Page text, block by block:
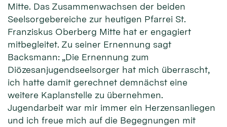
Mitte. Das Zusammenwachsen der beiden
Seelsorgebereiche zur heutigen Pfarrei St.
Franziskus Oberberg Mitte hat er engagiert
mitbegleitet. Zu seiner Ernennung sagt
Backsmann: „Die Ernennung zum
Diözesanjugendseelsorger hat mich überrascht,
ich hatte damit gerechnet demnächst eine
weitere Kaplanstelle zu übernehmen.
Jugendarbeit war mir immer ein Herzensanliegen
und ich freue mich auf die Begegnungen mit